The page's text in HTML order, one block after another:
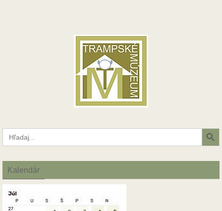
Search
for:
Search Button
Kalendár